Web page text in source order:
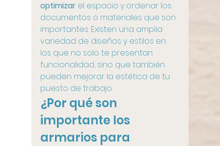
optimizar el espacio y ordenar los
documentos o materiales que son
importantes. Existen una amplia
variedad de diseños y estilos en
los que no solo te presentan
funcionalidad, sino que también
pueden mejorar la estética de tu
puesto de trabajo.
¿Por qué son
importante los
armarios para